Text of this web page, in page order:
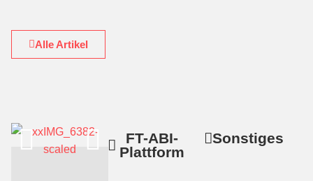
Alle Artikel
FT-ABI-
Plattform
Sonstiges